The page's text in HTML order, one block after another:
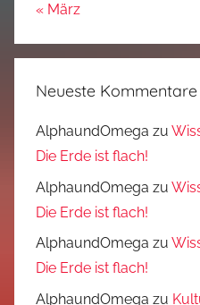
« März
Neueste Kommentare
AlphaundOmega zu
Die Erde ist flach!
AlphaundOmega zu
Die Erde ist flach!
AlphaundOmega zu
Die Erde ist flach!
AlphaundOmega zu